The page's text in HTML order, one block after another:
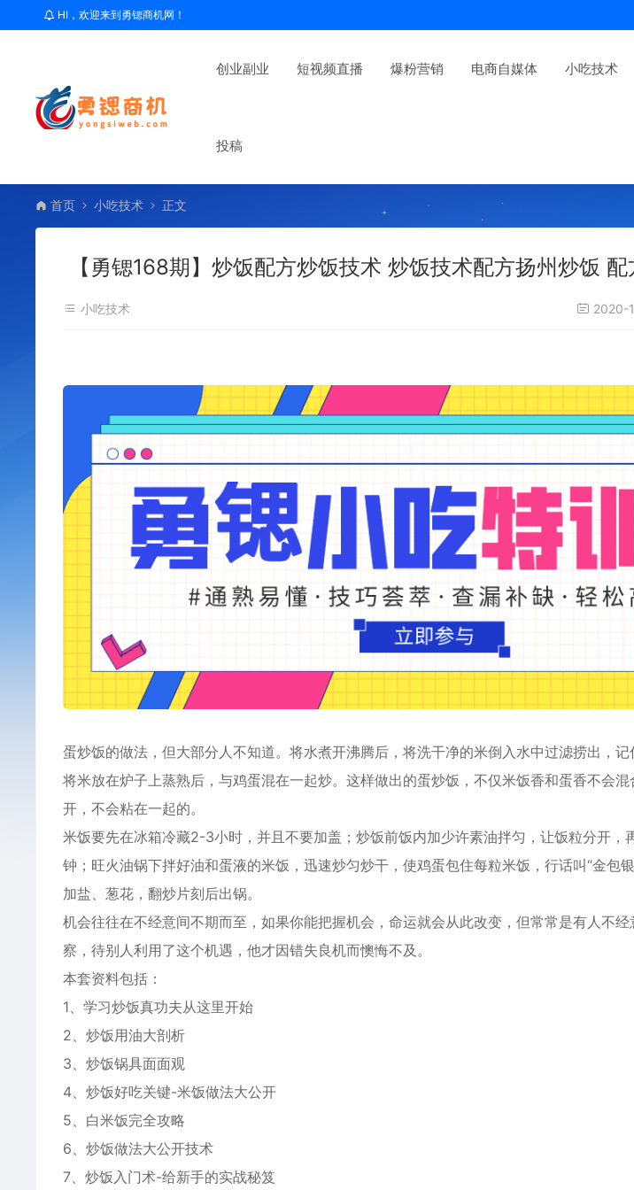
HI，欢迎来到勇锶商机网！
创业副业 短视频直播 爆粉营销 电商自媒体 小吃技术
投稿
首页 小吃技术 正文
【勇锶168期】炒饭配方炒饭技术 炒饭技术配方扬州炒饭
小吃技术 2020-
蛋炒饭的做法，但大部分人不知道。将水煮开沸腾后，将洗干净的米倒入水中过滤捞出，记
将米放在炉子上蒸熟后，与鸡蛋混在一起炒。这样做出的蛋炒饭，不仅米饭香和蛋香不会
开，不会粘在一起的。
米饭要先在冰箱冷藏2-3小时，并且不要加盖；炒饭前饭内加少许素油拌匀，让饭粒分开，
钟；旺火油锅下拌好油和蛋液的米饭，迅速炒匀炒干，使鸡蛋包住每粒米饭，行话叫“金包
加盐、葱花，翻炒片刻后出锅。
机会往往在不经意间不期而至，如果你能把握机会，命运就会从此改变，但常常是有人不
察，待别人利用了这个机遇，他才因错失良机而懊悔不及。
本套资料包括：
1、学习炒饭真功夫从这里开始
2、炒饭用油大剖析
3、炒饭锅具面面观
4、炒饭好吃关键-米饭做法大公开
5、白米饭完全攻略
6、炒饭做法大公开技术
7、炒饭 入门术-给新手的实战秘笈